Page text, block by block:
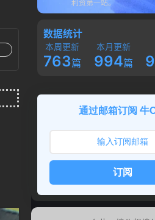
利资第一站。
数据统计
本周更新
763篇
本月更新
994篇
通过邮箱订阅 牛
订阅